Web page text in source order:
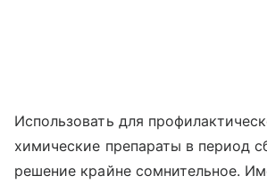
Использовать для
химические препараты в период
решение крайне сомнительное.